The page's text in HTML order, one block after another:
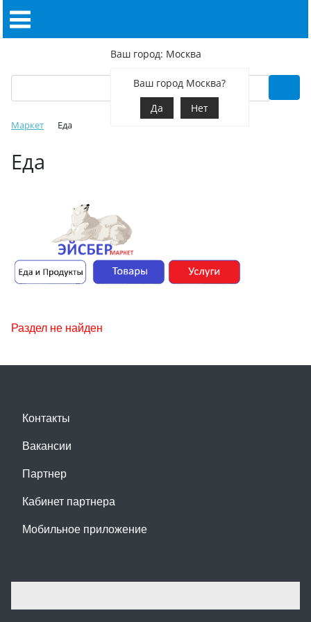
Ваш город: Москва
Ваш город Москва?
Да
Нет
Маркет Еда
Еда
Раздел не найден
Контакты
Вакансии
Партнер
Кабинет партнера
Мобильное приложение